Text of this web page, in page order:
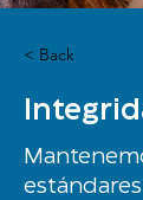
< Back